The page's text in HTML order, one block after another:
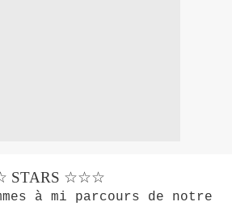
STARS ☆☆☆
à mi parcours de notre